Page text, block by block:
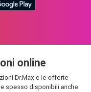
online
Dr.Max e le offerte
spesso disponibili anche